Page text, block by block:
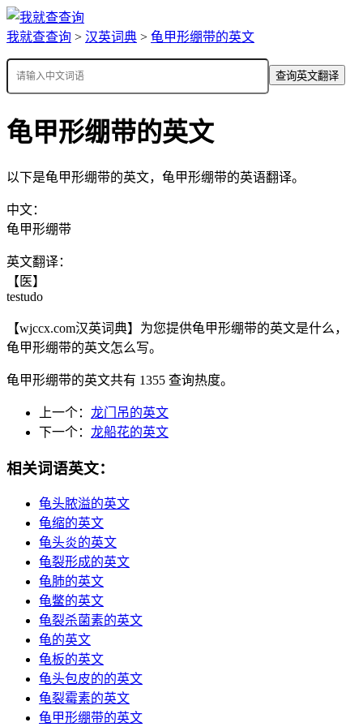
我就查查询 > 汉英词典 > 龟甲形绷带的英文
查询英文翻译
龟甲形绷带的英文
以下是龟甲形绷带的英文，龟甲形绷带的英语翻译。
中文：
龟甲形绷带
英文翻译：
【医】
testudo
【wjccx.com汉英词典】为您提供龟甲形绷带的英文是什么，
龟甲形绷带的英文怎么写。
龟甲形绷带的英文共有 1355 查询热度。
上一个： 龙门吊的英文
下一个： 龙船花的英文
相关词语英文：
龟头脓溢的英文
龟缩的英文
龟头炎的英文
龟裂形成的英文
龟肺的英文
龟鳖的英文
龟裂杀菌素的英文
龟的英文
龟板的英文
龟头包皮的的英文
龟裂霉素的英文
龟甲形绷带的英文